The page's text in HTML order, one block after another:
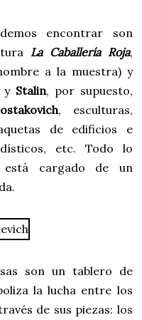
encontrar son
La Caballería Roja,
a la muestra) y
Stalin, por supuesto,
, esculturas,
de edificios e
etc. Todo lo
está cargado de un
son un tablero de
la lucha entre los
de sus piezas: los